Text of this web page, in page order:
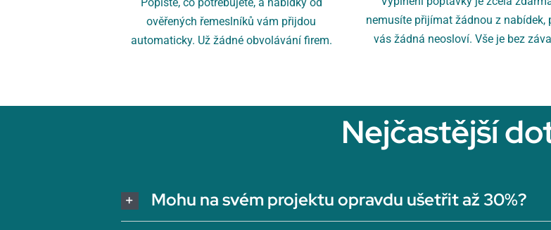
ověřených řemeslníků vám přijdou
automaticky. Už žádné obvolávání firem.
nemusíte přijímat žádnou z nabídek,
vás žádná neosloví. Vše je bez
Nejčastější
Mohu na svém projektu opravdu ušetřit až 30%?